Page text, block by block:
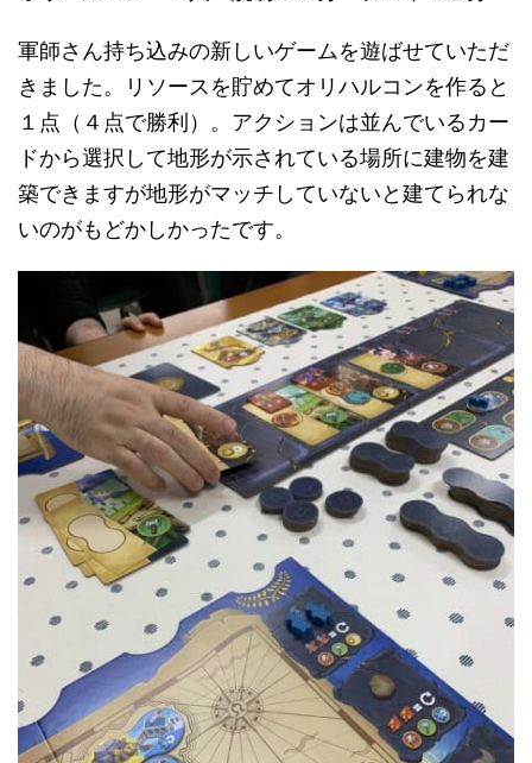
軍師さん持ち込みの新しいゲームを遊ばせていただ
きました。リソースを貯めてオリハルコンを作ると
１点（４点で勝利）。アクションは並んでいるカー
ドから選択して地形が示されている場所に建物を建
築できますが地形がマッチしていないと建てられな
いのがもどかしかったです。